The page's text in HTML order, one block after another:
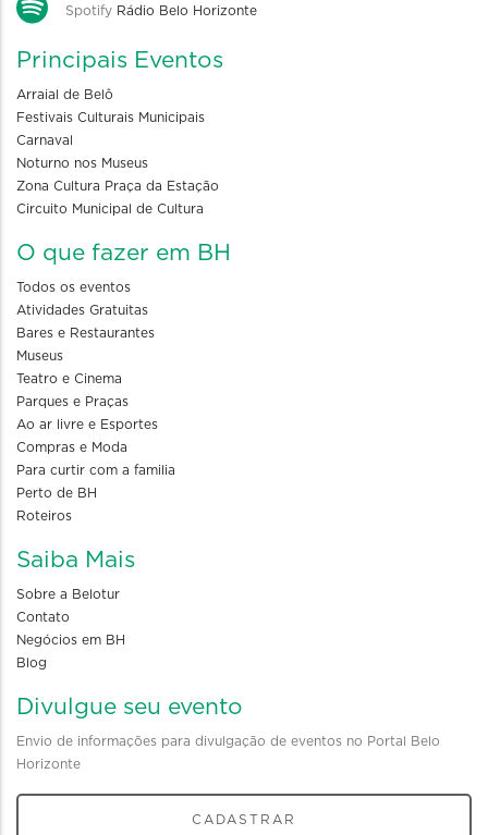
Spotify Rádio Belo Horizonte
Principais Eventos
Arraial de Belô
Festivais Culturais Municipais
Carnaval
Noturno nos Museus
Zona Cultura Praça da Estação
Circuito Municipal de Cultura
O que fazer em BH
Todos os eventos
Atividades Gratuitas
Bares e Restaurantes
Museus
Teatro e Cinema
Parques e Praças
Ao ar livre e Esportes
Compras e Moda
Para curtir com a familia
Perto de BH
Roteiros
Saiba Mais
Sobre a Belotur
Contato
Negócios em BH
Blog
Divulgue seu evento
Envio de informações para divulgação de eventos no Portal Belo
Horizonte
CADASTRAR